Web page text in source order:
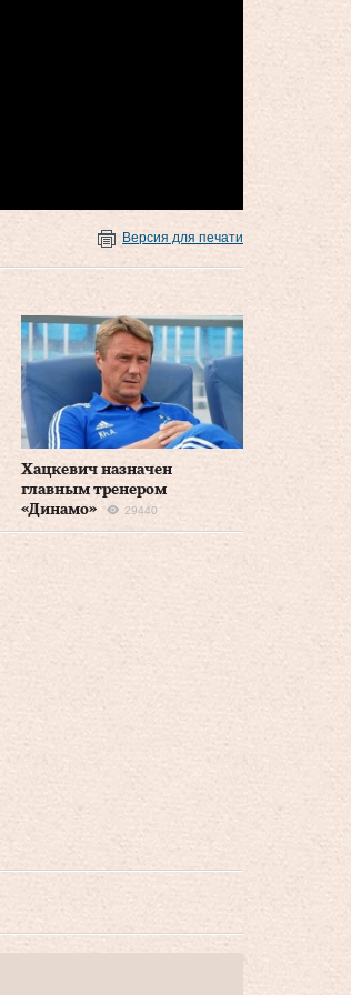
Версия для печати
Хацкевич назначен
главным тренером
«Динамо»
29440